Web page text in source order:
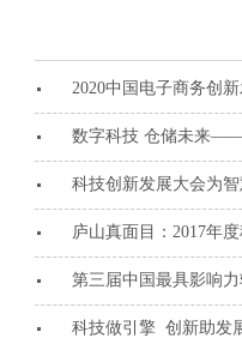
2020中国电子商务创
数字科技 仓储未来
科技创新发展大会为
庐山真面目：2017年
第三届中国最具影响
科技做引擎 创新助发